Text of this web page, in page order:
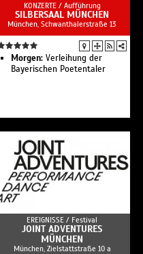
KONZERTE / Aufführung
SILBERSAAL MÜNCHEN
München, Schwanthalerstraße 13
Morgen: Verleihung der
Bayerischen Poetentaler
EREIGNISSE / Festival
JOINT ADVENTURES
MÜNCHEN
München, Zielstattstraße 10 a